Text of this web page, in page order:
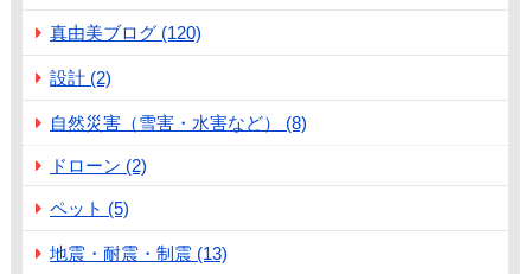
真由美ブログ (120)
設計 (2)
自然災害（雪害・水害など） (8)
ドローン (2)
ペット (5)
地震・耐震・制震 (13)